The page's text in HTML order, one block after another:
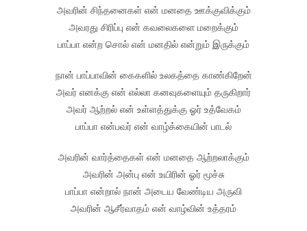
அவரின் சிந்தனைகள் என் மனதை ஊக்குவிக்கும்
அவரது சிரிப்பு என் கவலைகளை மறைக்கும்
பாப்பா என்ற சொல் என் மனதில் என்றும் இருக்கும்
நான் பாப்பாவின் கைகளில் உலகத்தை காண்கிறேன்
அவர் எனக்கு என் எல்லா கனவுகளையும் தருகிறார்
அவர் ஆற்றல் என் உள்ளத்துக்கு ஓர் உத்வேகம்
பாப்பா என்பவர் என் வாழ்க்கையின் பாடல்
அவரின் வார்த்தைகள் என் மனதை ஆற்றலாக்கும்
அவரின் அன்பு என் உயிரின் ஓர் மூச்சு
பாப்பா என்றால் நான் அடைய வேண்டிய அருவி
அவரின் ஆசீர்வாதம் என் வாழ்வின் உத்தரம்